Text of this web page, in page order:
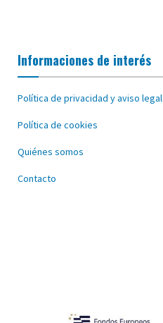
Informaciones de interés
Política de privacidad y aviso legal
Política de cookies
Quiénes somos
Contacto